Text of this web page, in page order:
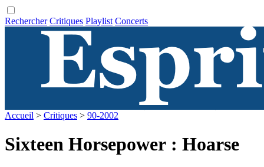
Rechercher Critiques Playlist Concerts
Accueil > Critiques > 90-2002
Sixteen Horsepower : Hoarse